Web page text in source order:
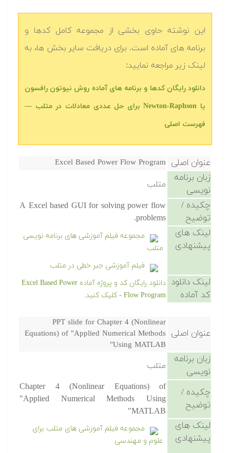
این نوشته حاوی بخشی از مجموعه کامل کدها و
برنامه های آماده است. برای دریافت سایر بخش ها، به
لینک زیر مراجعه نمایید:
دانلود رایگان کدها و برنامه های آماده روش نیوتون رافسون
یا Newton-Raphson برای حل عددی معادلات در متلب‬‬ —
فهرست اصلی
عنوان اصلی Excel Based Power Flow Program
زبان برنامه
نویسی
متلب
چکیده /
توضیح
A Excel based GUI for solving power flow
problems.
لینک های
پیشنهادی
مجموعه فیلم آموزشی های برنامه نویسی
متلب
فیلم آموزشی جبر خطی در متلب
لینک دانلود
کد آماده
دانلود رایگان کد و پروژه آماده Excel Based Power
Flow Program - کلیک کنید.
عنوان اصلی
PPT slide for Chapter 4 (Nonlinear
Equations) of "Applied Numerical Methods
Using MATLAB"
زبان برنامه
نویسی
متلب
چکیده /
توضیح
Chapter 4 (Nonlinear Equations) of
"Applied Numerical Methods Using
MATLAB"
لینک های
پیشنهادی
مجموعه فیلم آموزشی های متلب برای
علوم و مهندسی